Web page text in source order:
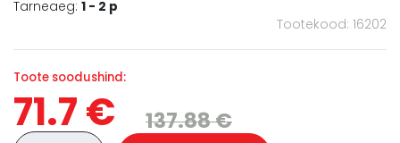
Tarneaeg: 1 - 2 p
Tootekood: 16202
Toote soodushind:
71.7 € 137.88 €